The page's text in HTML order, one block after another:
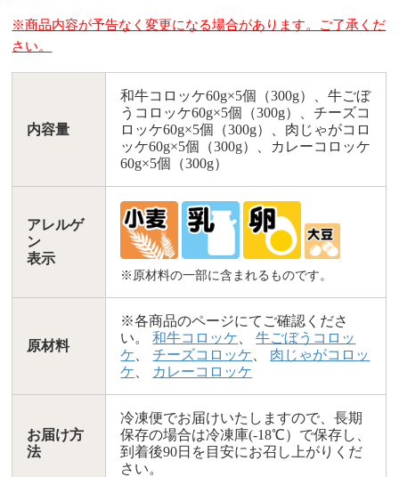
※商品内容が予告なく変更になる場合があります。ご了承くだ
さい。
内容量
和牛コロッケ60g×5個（300g）、牛ごぼ
うコロッケ60g×5個（300g）、チーズコ
ロッケ60g×5個（300g）、肉じゃがコロ
ッケ60g×5個（300g）、カレーコロッケ
60g×5個（300g）
アレルゲ
ン
表示
※原材料の一部に含まれるものです。
原材料
※各商品のページにてご確認くださ
い。和牛コロッケ 、牛ごぼうコロッ
ケ 、チーズコロッケ
肉じゃがコロッ
ケ
カレーコロッケ
お届け方
法
冷凍便でお届けいたしますので、長期
保存の場合は冷凍庫(-18℃）で保存し、
到着後90日を目安にお召し上がりくだ
さい。